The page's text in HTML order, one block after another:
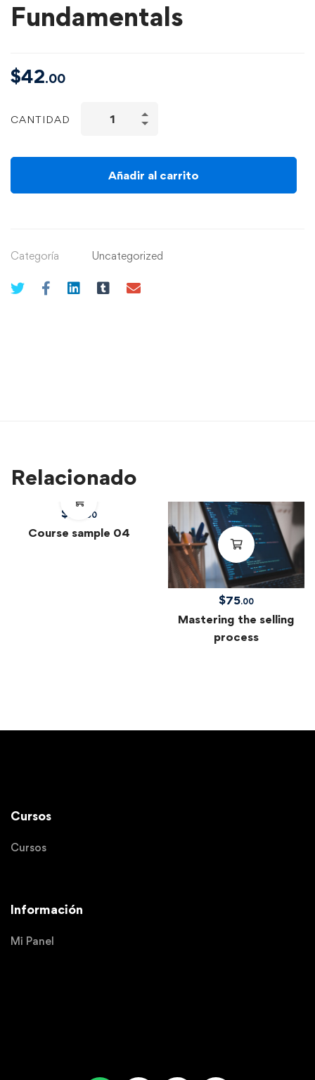
Fundamentals
$42.00
CANTIDAD
Añadir al carrito
Categoría Uncategorized
Relacionado
$99 .00
Course sample 04
$75.00
Mastering the selling
process
Cursos
Cursos
Información
Mi Panel